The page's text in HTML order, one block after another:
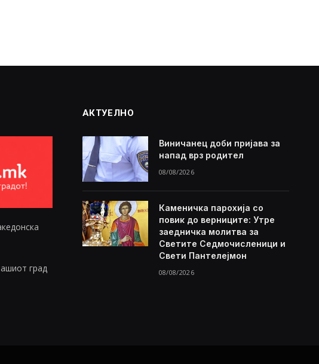
град
АКТУЕЛНО
Виничанец доби пријава за
напад врз родител
08/08/2026
Каменичка парохија со
повик до верниците: Утре
заедничка молитва за
Светите Седмочисленици и
Свети Пантелејмон
08/08/2026